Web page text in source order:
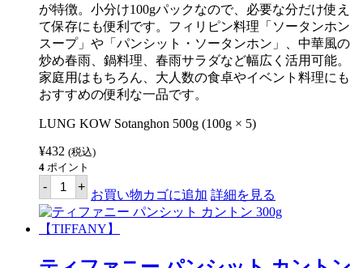
が特徴。小分け100gパックなので、必要な分だけ使え
て保存にも便利です。フィリピン料理「ソータンホン
スープ」や「パンシット・ソータンホン」、中華風の
炒め春雨、鍋料理、春雨サラダなど幅広く活用可能。
家庭用はもちろん、大人数の食卓やイベント料理にも
おすすめの便利な一品です。
LUNG KOW Sotanghon 500g (100g × 5)
¥432 (税込)
4 ポイント
- ル
ン
カ
ウ
ソ
タ
+
お買い物カゴに追加 詳細を見る